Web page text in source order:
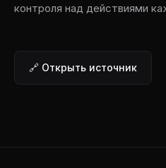
контроля над действиями
🔗 Открыть источник